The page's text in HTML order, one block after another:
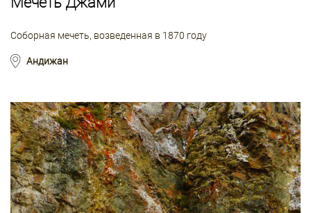
Соборная мечеть, возведенная в 1870 году
Андижан